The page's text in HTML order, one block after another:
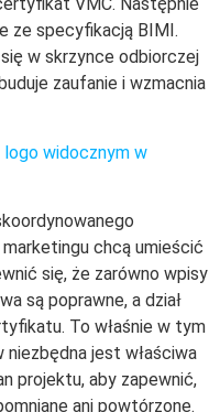
VMC. Następnie
ze specyfikacją BIMI.
w skrzynce odbiorczej
zaufanie i wzmacnia
logo widocznym w
chcą umieścić
się, że zarówno wpisy
są poprawne, a dział
To właśnie w tym
niezbędna jest właściwa
projektu, aby zapewnić,
ani powtórzone.